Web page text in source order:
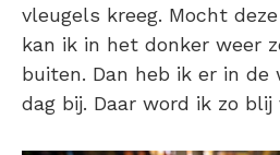
vleugels kreeg. Mocht
kan ik in het donker weer
buiten. Dan heb ik er in de
dag bij. Daar word ik zo blij